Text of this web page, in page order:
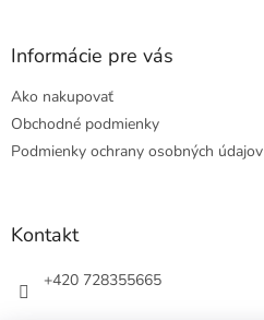
Informácie pre vás
Ako nakupovať
Obchodné podmienky
Podmienky ochrany osobných údajov
Kontakt
+420 728355665